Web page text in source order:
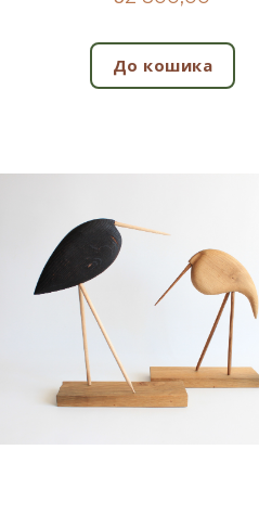
До кошика